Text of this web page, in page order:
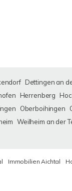
Dettingen an
Herrenberg
Oberboihingen
Weilheim an der
Immobilien Aichtal